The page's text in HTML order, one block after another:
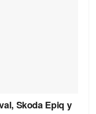
Skoda Epiq y